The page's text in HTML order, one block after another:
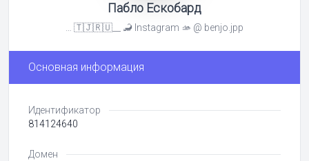
Пабло Ескобард
… 🇹🇯🇷🇺__ 🦂 Instagram 🫴 @ benjo.jpp
Основная информация
Идентификатор
814124640
Домен